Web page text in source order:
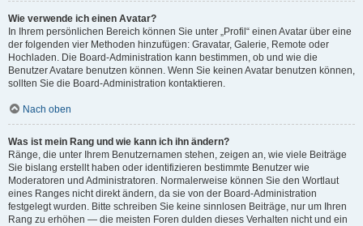
Wie verwende ich einen Avatar?
In Ihrem persönlichen Bereich können Sie unter „Profil“ einen Avatar über eine
der folgenden vier Methoden hinzufügen: Gravatar, Galerie, Remote oder
Hochladen. Die Board-Administration kann bestimmen, ob und wie die
Benutzer Avatare benutzen können. Wenn Sie keinen Avatar benutzen können,
sollten Sie die Board-Administration kontaktieren.
Nach oben
Was ist mein Rang und wie kann ich ihn ändern?
Ränge, die unter Ihrem Benutzernamen stehen, zeigen an, wie viele Beiträge
Sie bislang erstellt haben oder identifizieren bestimmte Benutzer wie
Moderatoren und Administratoren. Normalerweise können Sie den Wortlaut
eines Ranges nicht direkt ändern, da sie von der Board-Administration
festgelegt wurden. Bitte schreiben Sie keine sinnlosen Beiträge, nur um Ihren
Rang zu erhöhen — die meisten Foren dulden dieses Verhalten nicht und ein